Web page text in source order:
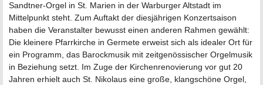
Sandtner-Orgel in St. Marien in der Warburger Altstadt im
Mittelpunkt steht. Zum Auftakt der diesjährigen Konzertsaison
haben die Veranstalter bewusst einen anderen Rahmen gewählt:
Die kleinere Pfarrkirche in Germete erweist sich als idealer Ort für
ein Programm, das Barockmusik mit zeitgenössischer Orgelmusik
in Beziehung setzt. Im Zuge der Kirchenrenovierung vor gut 20
Jahren erhielt auch St. Nikolaus eine große, klangschöne Orgel,